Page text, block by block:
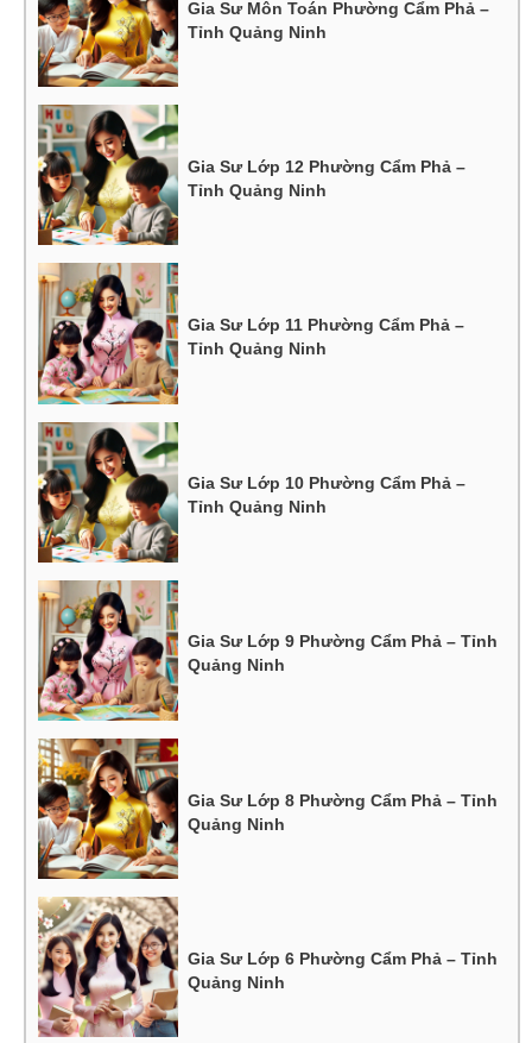
Gia Sư Môn Toán Phường Cẩm Phả –
Tỉnh Quảng Ninh
Gia Sư Lớp 12 Phường Cẩm Phả –
Tỉnh Quảng Ninh
Gia Sư Lớp 11 Phường Cẩm Phả –
Tỉnh Quảng Ninh
Gia Sư Lớp 10 Phường Cẩm Phả –
Tỉnh Quảng Ninh
Gia Sư Lớp 9 Phường Cẩm Phả – Tỉnh
Quảng Ninh
Gia Sư Lớp 8 Phường Cẩm Phả – Tỉnh
Quảng Ninh
Gia Sư Lớp 6 Phường Cẩm Phả – Tỉnh
Quảng Ninh